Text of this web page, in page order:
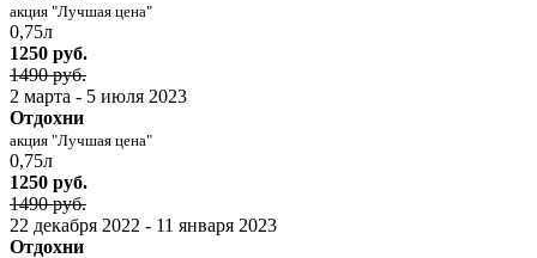
акция "Лучшая цена"
0,75л
1250 руб.
1490 руб.
2 марта - 5 июля 2023
Отдохни
акция "Лучшая цена"
0,75л
1250 руб.
1490 руб.
22 декабря 2022 - 11 января 2023
Отдохни